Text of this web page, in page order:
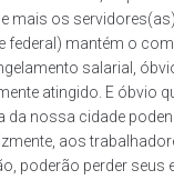
e mais os
federal) mantém o
salarial,
atingido. E óbvio
da nossa cidade
aos
poderão perder seus